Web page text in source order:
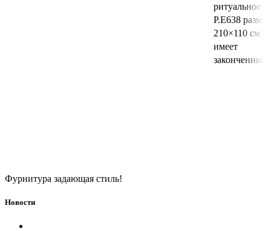
ритуальное
Р.Е638
210×110 см
имеет
законченный
Фурнитура задающая стиль!
Новости